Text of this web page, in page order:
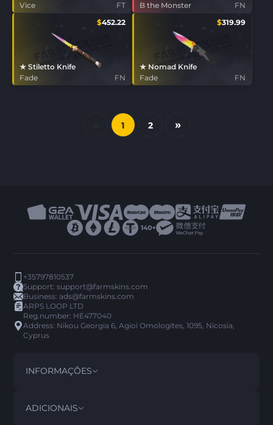
FT
Vice
FN
B the Monster
$452.22
FN
★ Stiletto Knife
Fade
$319.99
FN
★ Nomad Knife
Fade
1 2 »
+35797810537
Support:support@farmskins.com
Business:ads@farmskins.com
ARPS LOOP LTD
Reg.number: HE477040
Address: Nikou Georgia 6, Agioi Omologites, 1095, Nicosia,
Cyprus
INFORMAÇÕES
TERMOS E CONDIÇÕES
ADICIONAIS